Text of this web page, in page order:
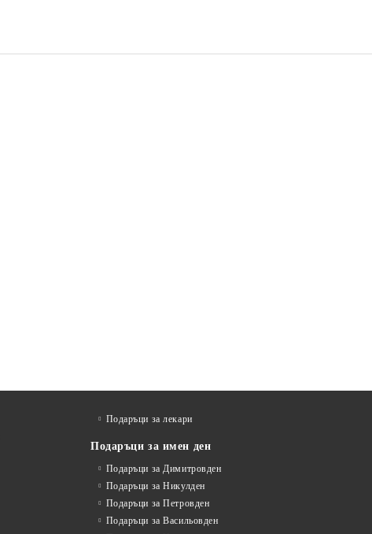
Подаръци за лекари
Подаръци за имен ден
Подаръци за Димитровден
Подаръци за Никулден
Подаръци за Петровден
Подаръци за Васильовден